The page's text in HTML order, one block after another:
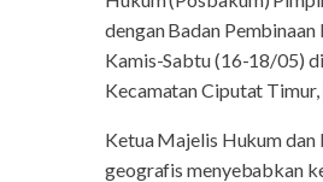
dengan Badan
Kamis-Sabtu (16-18/05)
Kecamatan Ciputat
Ketua Majelis Hukum dan
geografis menyebabkan